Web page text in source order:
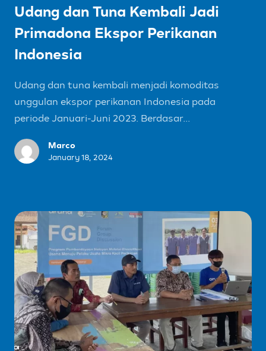
Udang dan Tuna Kembali Jadi
Primadona Ekspor Perikanan
Indonesia
Udang dan tuna kembali menjadi komoditas
unggulan ekspor perikanan Indonesia pada
periode Januari-Juni 2023. Berdasar...
Marco
January 18, 2024